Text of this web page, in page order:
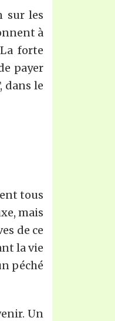
sur les
à
forte
payer
dans le
tous
mais
de ce
la vie
péché
Un